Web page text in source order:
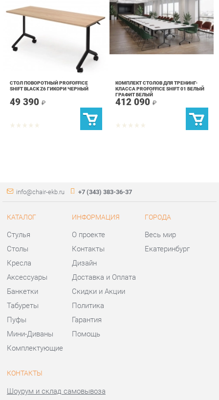
СТОЛ ПОВОРОТНЫЙ PROFOFFICE
SHIFT BLACK Z6 ГИКОРИ ЧЕРНЫЙ
49 390₽ 412 090₽
КАТАЛОГ
Столы
Кресла
Аксессуары
Банкетки
Табуреты
Пуфы
Мини-Диваны
Комплектующие
ИНФОРМАЦИЯ
Контакты
Дизайн
Доставка и Оплата
Скидки и Акции
Политика
Гарантия
Помощь
Екатеринбург
КОНТАКТЫ
Адрес: г. Екатеринбург,
Телефон: +7 (343) 383-36-37